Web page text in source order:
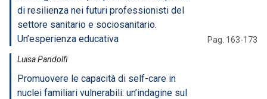
di resilienza nei futuri professionisti del
settore sanitario e sociosanitario.
Un’esperienza educativa
Pag. 163-173
Luisa Pandolfi
Promuovere le capacità di self-care in
nuclei familiari vulnerabili: un’indagine sul